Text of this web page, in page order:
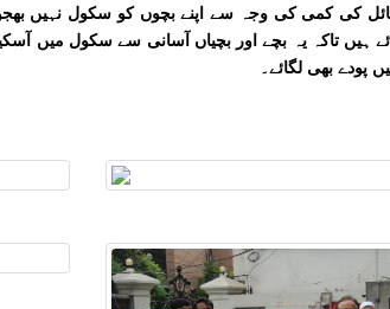
کی کمی کی وجہ سے اپنے بچوں کو سکول نہیں
ہیں تاکہ یہ بچے اور بچیاں آسانی سے سکول میں
پودے بھی لگائے۔